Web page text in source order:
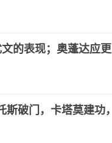
的表现；奥蓬达应更
破门，卡塔莫建功，